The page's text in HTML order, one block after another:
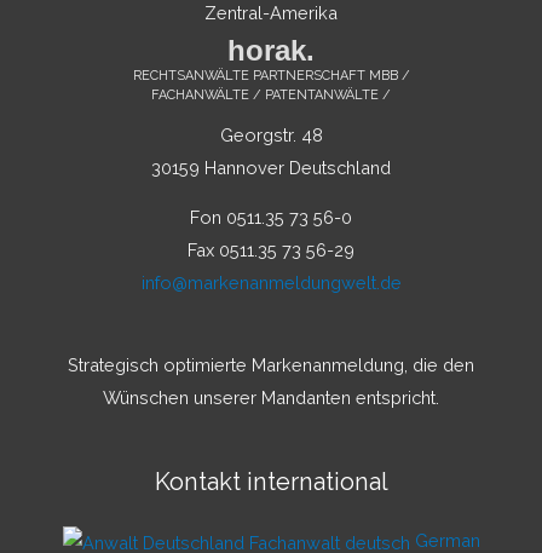
Zentral-Amerika
horak.
RECHTSANWÄLTE PARTNERSCHAFT MBB /
FACHANWÄLTE / PATENTANWÄLTE /
Georgstr. 48
30159 Hannover Deutschland
Fon 0511.35 73 56-0
Fax 0511.35 73 56-29
info@markenanmeldungwelt.de
Strategisch optimierte Markenanmeldung, die den
Wünschen unserer Mandanten entspricht.
Kontakt international
German